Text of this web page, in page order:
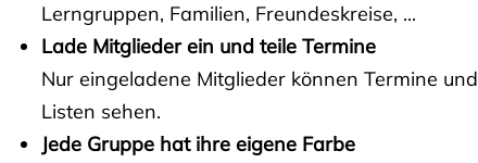
Lerngruppen, Familien, Freundeskreise, ...
Lade Mitglieder ein und teile Termine
Nur eingeladene Mitglieder können Termine und
Listen sehen.
Jede Gruppe hat ihre eigene Farbe